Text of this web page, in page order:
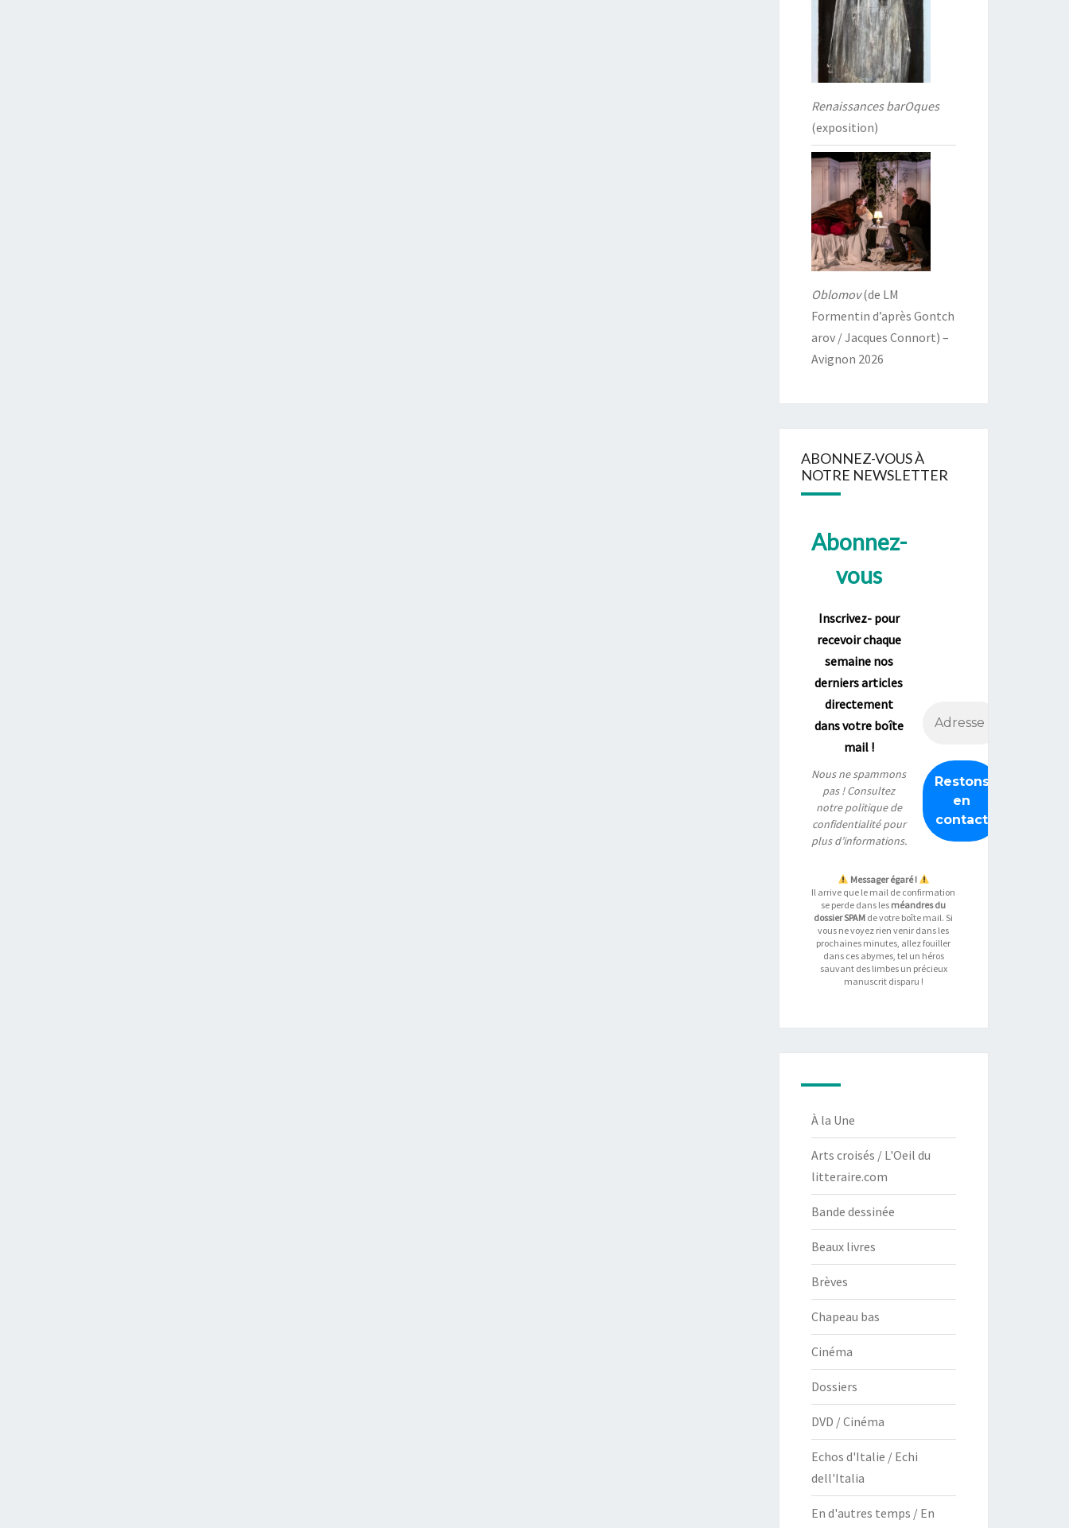
Renaissances barOques
(exposition)
Oblomov(de LM
Formentin d’après Gontch
arov / Jacques Connort) –
Avignon 2026
ABONNEZ-VOUS À
NOTRE NEWSLETTER
Abonnez-
vous
Inscrivez- pour
recevoir chaque
semaine nos
derniers articles
directement
dans votre boîte
mail !
Nous ne spammons
pas ! Consultez
notrepolitique de
confidentialitépour
plus d’informations.
Messager égaré !
Il arrive que le mail de confirmation
se perde dans les méandres du
dossier SPAM de votre boîte mail. Si
vous ne voyez rien venir dans les
prochaines minutes, allez fouiller
dans ces abymes, tel un héros
sauvant des limbes un précieux
manuscrit disparu !
À la Une
Arts croisés / L'Oeil du
litteraire.com
Bande dessinée
Beaux livres
Brèves
Chapeau bas
Cinéma
Dossiers
DVD / Cinéma
Echos d'Italie / Echi
dell'Italia
En d'autres temps / En